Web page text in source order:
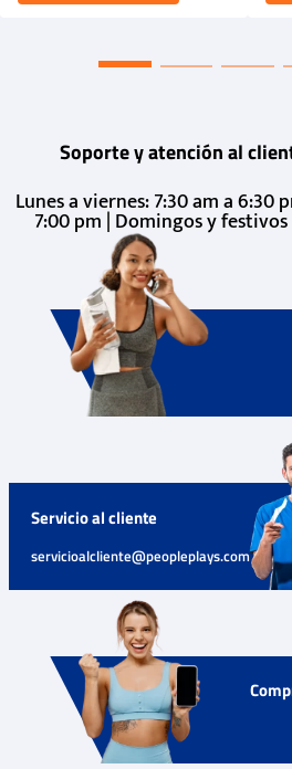
Soporte y atención al
Lunes a viernes: 7:30 am a 6:30
7:00 pm | Domingos y
Servicio al cliente
servicioalcliente@peopleplays.com